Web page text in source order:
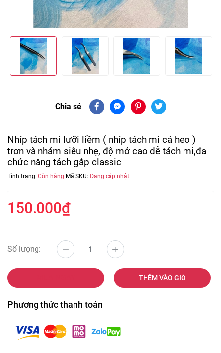
Chia sẻ
Nhíp tách mi lưỡi liềm ( nhíp tách mi cá heo )
trơn và nhám siêu nhẹ, độ mở cao dễ tách mi,đa
chức năng tách gắp classic
Tình trạng: Còn hàng Mã SKU: Đang cập nhật
150.000₫
Số lượng:
THÊM VÀO GIỎ
Phương thức thanh toán